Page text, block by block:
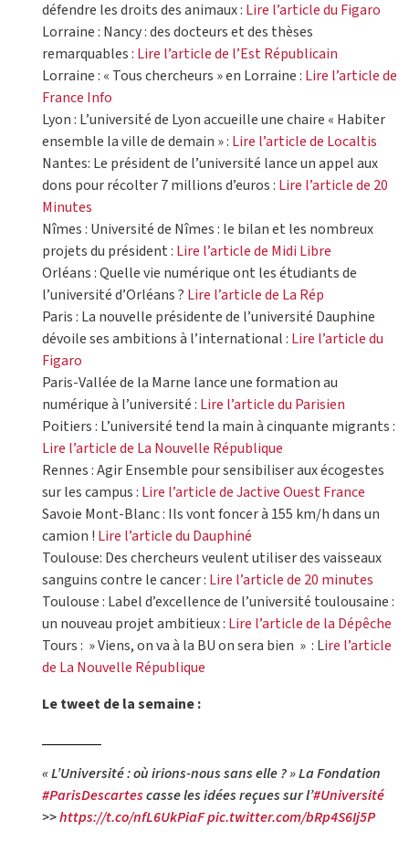
défendre les droits des animaux : Lire l’article du Figaro
Lorraine : Nancy : des docteurs et des thèses
remarquables : Lire l’article de l’Est Républicain
Lorraine : « Tous chercheurs » en Lorraine : Lire l’article de
France Info
Lyon : L’université de Lyon accueille une chaire « Habiter
ensemble la ville de demain » : Lire l’article de Localtis
Nantes: Le président de l’université lance un appel aux
dons pour récolter 7 millions d’euros : Lire l’article de 20
Minutes
Nîmes : Université de Nîmes : le bilan et les nombreux
projets du président : Lire l’article de Midi Libre
Orléans : Quelle vie numérique ont les étudiants de
l’université d’Orléans ? Lire l’article de La Rép
Paris : La nouvelle présidente de l’université Dauphine
dévoile ses ambitions à l’international : Lire l’article du
Figaro
Paris-Vallée de la Marne lance une formation au
numérique à l’université : Lire l’article du Parisien
Poitiers : L’université tend la main à cinquante migrants :
Lire l’article de La Nouvelle République
Rennes : Agir Ensemble pour sensibiliser aux écogestes
sur les campus : Lire l’article de Jactive Ouest France
Savoie Mont-Blanc : Ils vont foncer à 155 km/h dans un
camion ! Lire l’article du Dauphiné
Toulouse: Des chercheurs veulent utiliser des vaisseaux
sanguins contre le cancer : Lire l’article de 20 minutes
Toulouse : Label d’excellence de l’université toulousaine :
un nouveau projet ambitieux : Lire l’article de la Dépêche
Tours : » Viens, on va à la BU on sera bien » : Lire l’article
de La Nouvelle République
Le tweet de la semaine :
« L’Université : où irions-nous sans elle ? » La Fondation
#ParisDescartescasse les idées reçues sur l’#Université
>>https://t.co/nfL6UkPiaFpic.twitter.com/bRp4S6Ij5P